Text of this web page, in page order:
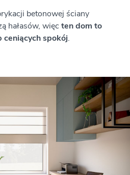
betonowej ściany
hałasów, więc ten dom to
ceniących spokój.